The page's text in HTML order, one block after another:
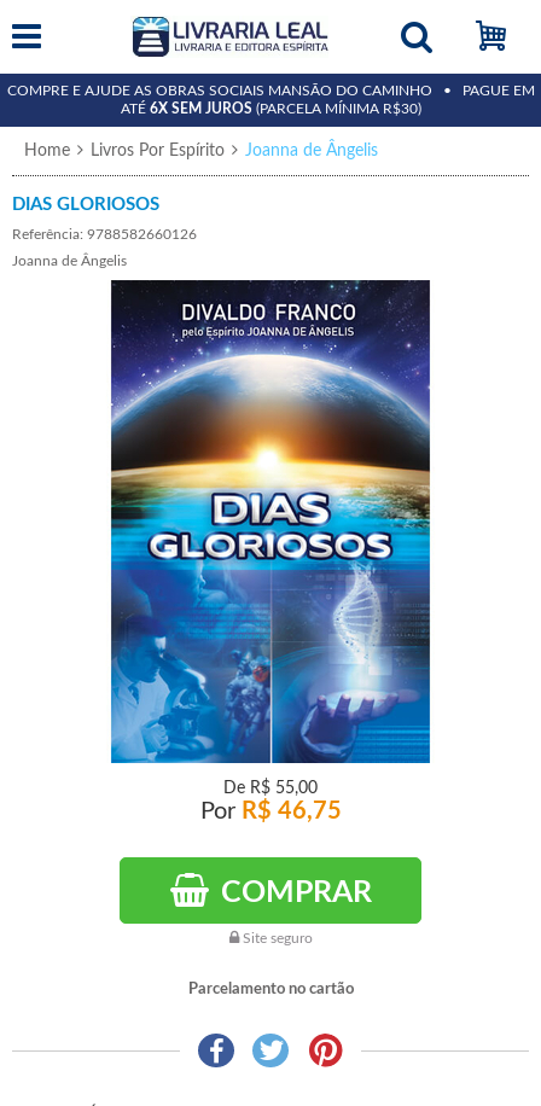
COMPRE E AJUDE AS OBRAS SOCIAIS MANSÃO DO CAMINHO • PAGUE EM
ATÉ 6X SEM JUROS (PARCELA MÍNIMA R$30)
Home Livros Por Espírito Joanna de Ângelis
DIAS GLORIOSOS
Referência: 9788582660126
Joanna de Ângelis
De R$ 55,00
Por R$ 46,75
COMPRAR
Site seguro
Parcelamento no cartão